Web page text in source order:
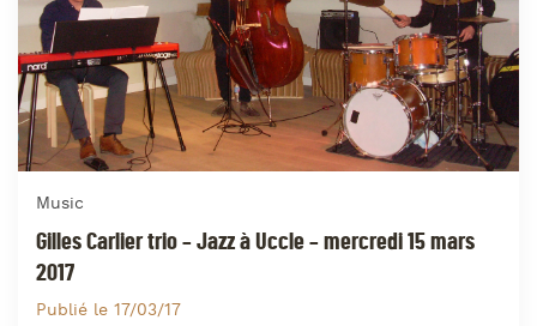
Music
Gilles Carlier trio – Jazz à Uccle – mercredi 15 mars
2017
Publié le 17/03/17